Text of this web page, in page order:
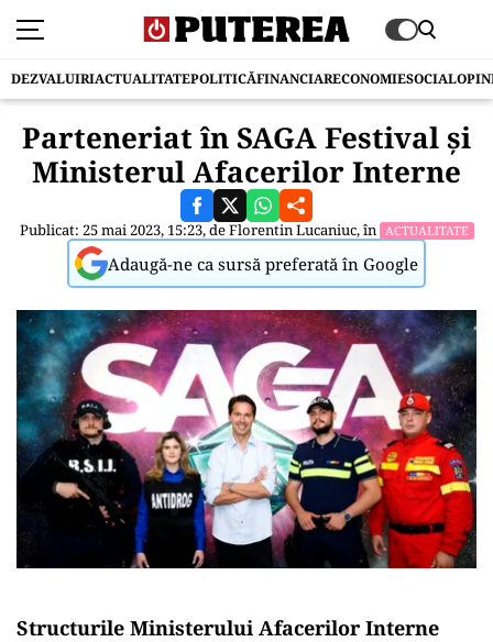
DEZVALUIRIACTUALITATEPOLITICĂFINANCIARECONOMIESOCIAL
Parteneriat în SAGA Festival și
Ministerul Afacerilor Interne
Publicat: 25 mai 2023, 15:23, deFlorentin Lucaniuc, în ACTUALITATE
Adaugă-ne ca sursă preferată în Google
Structurile Ministerului Afacerilor Interne